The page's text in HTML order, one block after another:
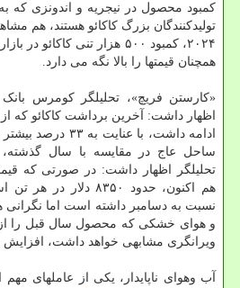
کمبود محصول در نیجریه و اندونزی که
تولیدکنندگان بزرگ کاکائو هستند، هم
۲۰۲۴، کمبود ۵۰۰ هزار تنی
همچنان قیمتها را بالا نگه می دارد.
«کارستن فریچ»، تحلیلگر کومرس
ادامه داشت، با
ساحل عاج در مقایسه با سال
تحلیلگر اظهار داشت: در صورتی که
هم اکنون، حدود ۸۳۵۰
نسبت به دسامبر داشته است اما نگرانی
و هوای خشکی که محصول سال قبل را از
ویرانگری مشابهی خواهد داشت، افزایش
آب وهوای ناپایدار، یکی از عاملهای